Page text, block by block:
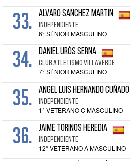
33. ALVARO SANCHEZ MARTIN
INDEPENDIENTE
6° SÉNIOR MASCULINO
34. DANIEL URÓS SERNA
CLUB ATLETISMO VILLAVERDE
7° SÉNIOR MASCULINO
35. ANGEL LUIS HERNANDO CUÑADO
INDEPENDIENTE
1° VETERANO C MASCULINO
36. JAIME TORINOS HEREDIA
INDEPENDIENTE
12° VETERANO A MASCULINO